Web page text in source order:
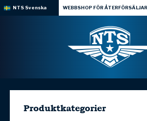
NTS Svenska WEBBSHOP FÖR
Produktkategorier